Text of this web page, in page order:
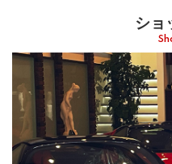
ショ